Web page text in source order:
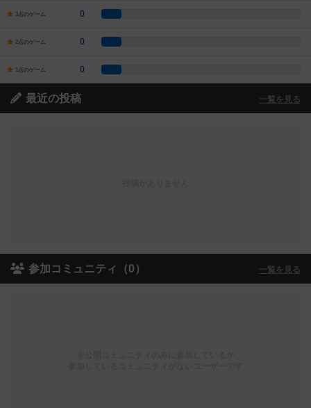
3点のゲーム 0
2点のゲーム 0
1点のゲーム 0
最近の投稿 一覧を見る
参加コミュニティ（0） 一覧を見る